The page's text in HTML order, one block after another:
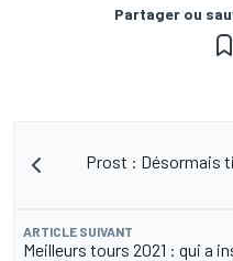
Partager ou
Prost : Désormais
ARTICLE SUIVANT
Meilleurs tours 2021 : qui a